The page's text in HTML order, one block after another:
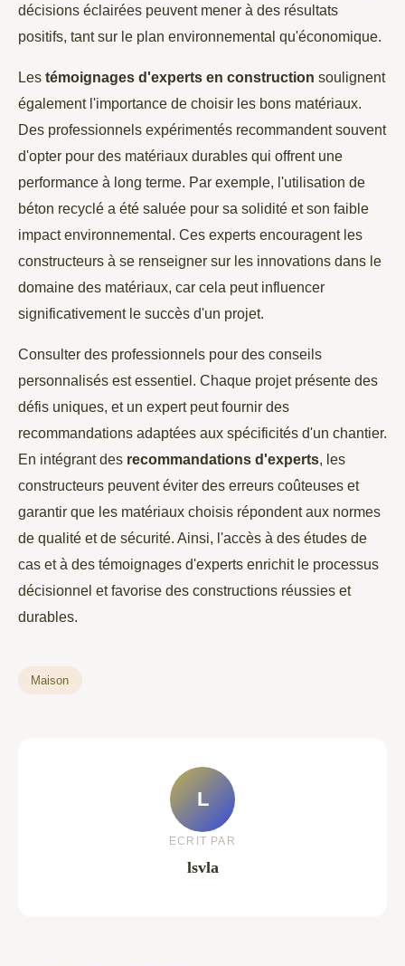
décisions éclairées peuvent mener à des résultats
positifs, tant sur le plan environnemental qu'économique.
Les témoignages d'experts en construction soulignent
également l'importance de choisir les bons matériaux.
Des professionnels expérimentés recommandent souvent
d'opter pour des matériaux durables qui offrent une
performance à long terme. Par exemple, l'utilisation de
béton recyclé a été saluée pour sa solidité et son faible
impact environnemental. Ces experts encouragent les
constructeurs à se renseigner sur les innovations dans le
domaine des matériaux, car cela peut influencer
significativement le succès d'un projet.
Consulter des professionnels pour des conseils
personnalisés est essentiel. Chaque projet présente des
défis uniques, et un expert peut fournir des
recommandations adaptées aux spécificités d'un chantier.
En intégrant des recommandations d'experts, les
constructeurs peuvent éviter des erreurs coûteuses et
garantir que les matériaux choisis répondent aux normes
de qualité et de sécurité. Ainsi, l'accès à des études de
cas et à des témoignages d'experts enrichit le processus
décisionnel et favorise des constructions réussies et
durables.
Maison
L
ECRIT PAR
lsvla